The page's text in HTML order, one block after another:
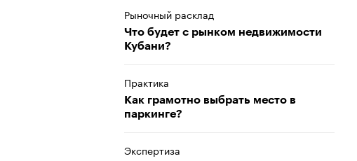
Рыночный расклад
Что будет с рынком недвижимости
Кубани?
Практика
Как грамотно выбрать место в
паркинге?
Экспертиза